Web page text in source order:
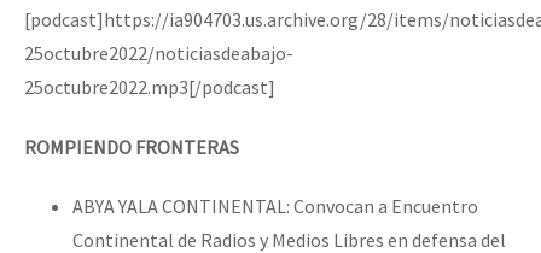
[podcast]https://ia904703.us.archive.org/28/items/
25octubre2022/noticiasdeabajo-
25octubre2022.mp3[/podcast]
ROMPIENDO FRONTERAS
ABYA YALA CONTINENTAL: Convocan a Encuentro
Continental de Radios y Medios Libres en defensa del